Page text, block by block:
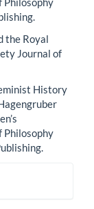
the Royal
Journal of
History
Philosophy